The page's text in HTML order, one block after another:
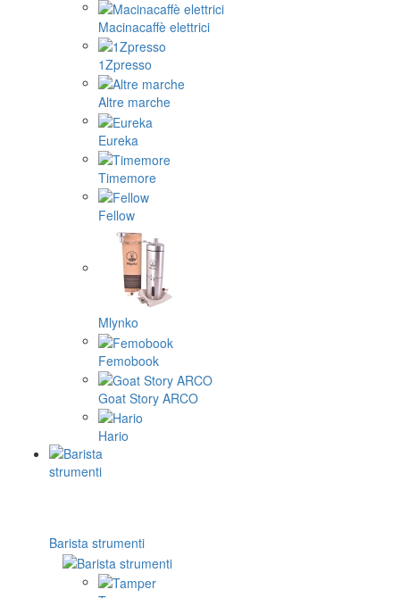
Macinacaffè elettrici
1Zpresso
Altre marche
Eureka
Timemore
Fellow
Mlynko
Femobook
Goat Story ARCO
Hario
Barista strumenti